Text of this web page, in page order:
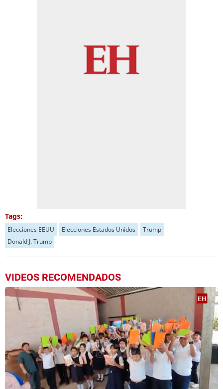
Tags:
Elecciones EEUU Elecciones Estados Unidos
Trump
Donald J. Trump
VIDEOS RECOMENDADOS